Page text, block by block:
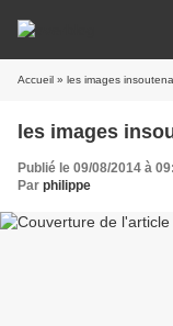
Accueil » les images
les images
Publié le 09/08/2014 à
Par philippe